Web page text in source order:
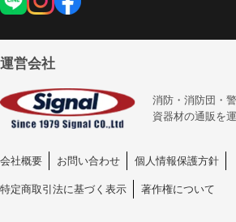
運営会社
消防・消防団・
資器材の通販を
会社概要 お問い合わせ 個人情報保護方針
特定商取引法に基づく表示 著作権について